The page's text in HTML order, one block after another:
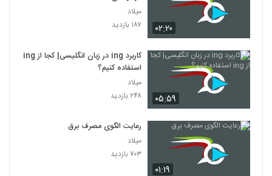
۰۲:۲۰
میلاد
۱۸۷ بازدید
۰۵:۵۹
کاربرد ing در زبان انگلیسی| کجا از ing
استفاده کنیم؟
میلاد
۲۴۸ بازدید
۰۱:۱۹
رعایت الگوی مصرف برق
میلاد
۷۰۳ بازدید